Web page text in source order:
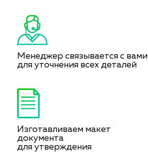
Менеджер связывается с вами
для уточнения всех деталей
Изготавливаем макет
документа
для утверждения